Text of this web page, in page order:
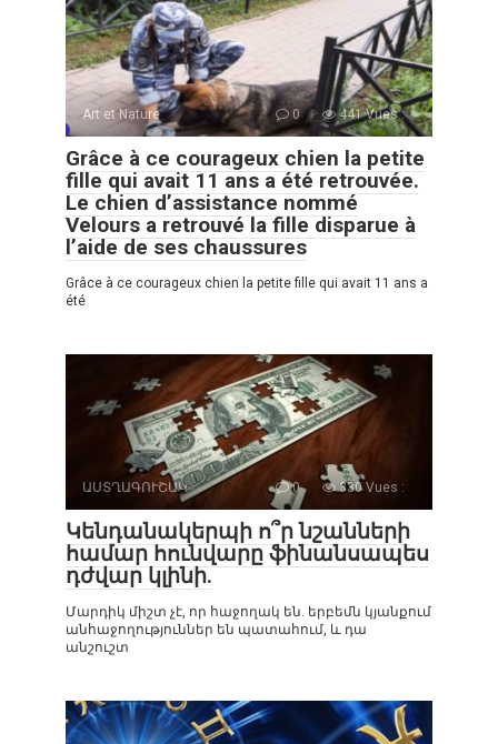
Art et Nature 0 441 Vues :
Grâce à ce courageux chien la petite
fille qui avait 11 ans a été retrouvée.
Le chien d’assistance nommé
Velours a retrouvé la fille disparue à
l’aide de ses chaussures
Grâce à ce courageux chien la petite fille qui avait 11 ans a
été
ԱՍՏՂԱԳՈՒՇԱԿ 0 330 Vues :
Կենդանակերպի ո՞ր նշանների
համար հունվարը ֆինանսապես
դժվար կլինի.
Մարդիկ միշտ չէ, որ հաջողակ են. երբեմն կյանքում
անհաջողություններ են պատահում, և դա
անշուշտ